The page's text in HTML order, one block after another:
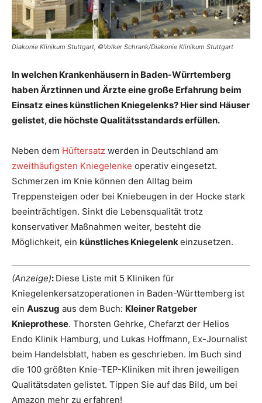
Diakonie Klinikum Stuttgart, ©Volker Schrank/Diakonie Klinikum Stuttgart
In welchen Krankenhäusern in Baden-Würrtemberg
haben Ärztinnen und Ärzte eine große Erfahrung beim
Einsatz eines künstlichen Kniegelenks? Hier sind Häuser
gelistet, die höchste Qualitätsstandards erfüllen.
Neben dem Hüftersatz werden in Deutschland am
zweithäufigsten Kniegelenke operativ eingesetzt.
Schmerzen im Knie können den Alltag beim
Treppensteigen oder bei Kniebeugen in der Hocke stark
beeinträchtigen. Sinkt die Lebensqualität trotz
konservativer Maßnahmen weiter, besteht die
Möglichkeit, ein künstliches Kniegelenkeinzusetzen.
(Anzeige): Diese Liste mit 5 Kliniken für
Kniegelenkersatzoperationen in Baden-Württemberg ist
ein Auszug aus dem Buch: Kleiner Ratgeber
Knieprothese. Thorsten Gehrke, Chefarzt der Helios
Endo Klinik Hamburg, und Lukas Hoffmann, Ex-Journalist
beim Handelsblatt, haben es geschrieben. Im Buch sind
die 100 größten Knie-TEP-Kliniken mit ihren jeweiligen
Qualitätsdaten gelistet. Tippen Sie auf das Bild, um bei
Amazon mehr zu erfahren!